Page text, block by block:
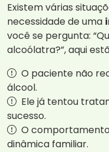
Existem várias
necessidade de uma
você se pergunta:
alcoólatra?”, aqui
O paciente não
álcool.
Ele já tentou
sucesso.
O
dinâmica familiar.